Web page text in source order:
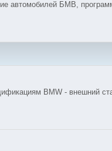
автомобилей БМВ,
BMW - внешний